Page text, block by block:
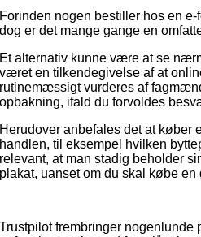
Forinden nogen bestiller hos en
dog er det mange gange en
Et alternativ kunne være at se
været en tilkendegivelse af at
rutinemæssigt vurderes af
opbakning, ifald du forvoldes
Herudover anbefales det at køber
handlen, til eksempel hvilken
relevant, at man stadig beholder
plakat, uanset om du skal købe
Trustpilot frembringer nogenlunde